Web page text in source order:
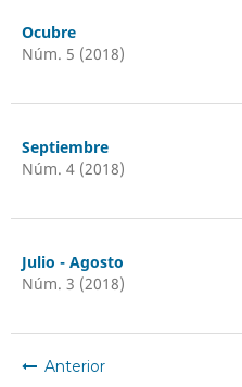
Ocubre
Núm. 5 (2018)
Septiembre
Núm. 4 (2018)
Julio - Agosto
Núm. 3 (2018)
Anterior